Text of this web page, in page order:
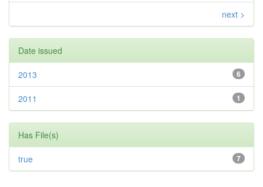
next >
Date issued
6
2013
1
2011
Has File(s)
7
true